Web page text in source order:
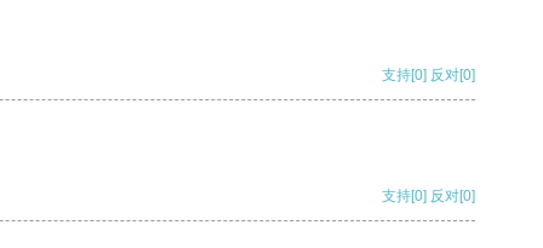
支持[0] 反对[0]
支持[0] 反对[0]